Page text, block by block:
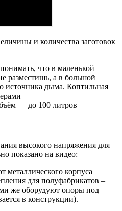
и количества заготовок
что в маленькой
разместишь, а в большой
источника дыма. Коптильная
–
— до 100 литров
высокого напряжения для
показано на видео:
металлического корпуса
для полуфабрикатов –
же оборудуют опоры под
в конструкции).